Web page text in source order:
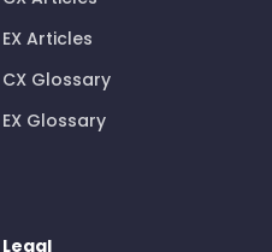
EX Articles
CX Glossary
EX Glossary
Legal